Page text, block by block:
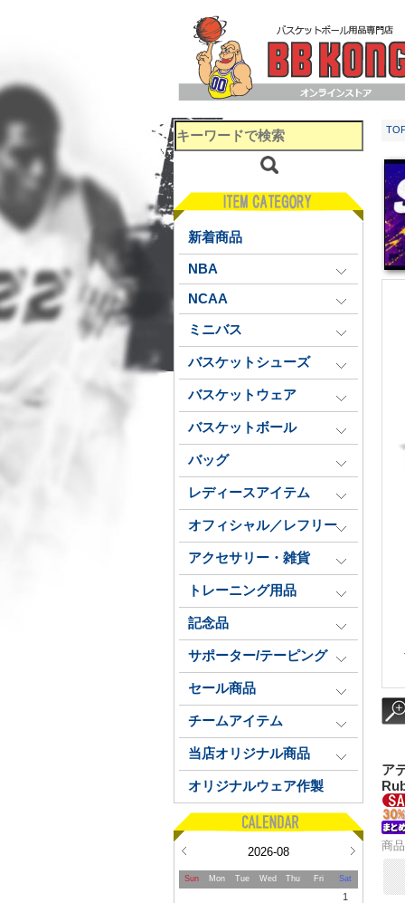
新着商品
NBA
NCAA
ミニバス
バスケットシューズ
バスケットウェア
バスケットボール
バッグ
レディースアイテム
オフィシャル／レフリー
アクセサリー・雑貨
トレーニング用品
記念品
サポーター/テーピング
セール商品
チームアイテム
当店オリジナル商品
オリジナルウェア作製
2026-08
Sun Mon Tue Wed Thu Fri Sat
1
ア
商